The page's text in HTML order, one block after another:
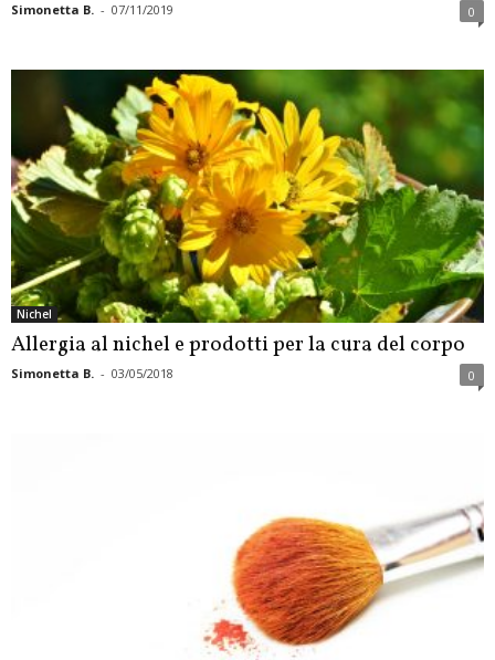
Simonetta B. - 07/11/2019 0
Nichel
Allergia al nichel e prodotti per la cura del corpo
Simonetta B. - 03/05/2018 0